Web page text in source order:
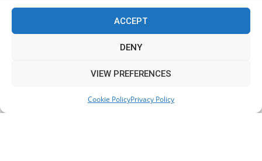
ACCEPT
DENY
VIEW PREFERENCES
Cookie PolicyPrivacy Policy
Πόλη Χρυσοχούς: Σε εξέλιξη η ενοποίηση τεσσάρων
αρχαιολογικών χώρων (εικόνες)
όσους δεν συμμορφώθηκαν για τις επικίνδυνες
This website uses cookies to improve your experience. We'll
Accept
Read More